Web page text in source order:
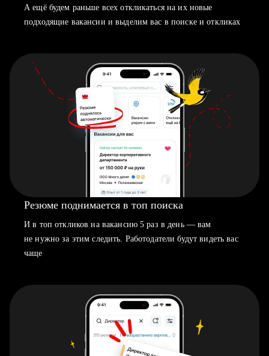
А ещё будем раньше всех откликаться на их новые
подходящие вакансии и выделим вас в поиске и откликах
Резюме поднимается в топ поиска
И в топ откликов на вакансию 5 раз в день — вам
не нужно за этим следить. Работодатели будут видеть вас
чаще